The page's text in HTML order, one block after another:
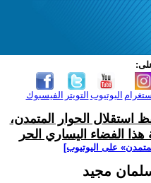
الفيسبوك التويتر اليوتيوب
استقلال الحوار المتمدن،
الفضاء اليساري الحر
على اليوتيوب]
مجيد